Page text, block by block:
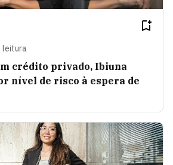
leitura
crédito privado, Ibiuna
nível de risco à espera de